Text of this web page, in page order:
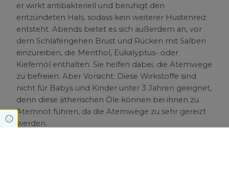
er wirkt antibakteriell und beruhigt den
entzündeten Hals, sodass kein weiterer Hustenreiz
entsteht. Abends bietet es sich außerdem an, vor
dem Schlafengehen Brust und Rücken mit Salben
einzureiben, die Menthol, Eukalyptus- oder
Kiefernöl enthalten. Sie helfen dabei, die Atemwege
zu befreien. Aber Vorsicht: Diese Wirkstoffe sind
nicht für Babys und Kinder unter 3 Jahren geeignet,
denn diese ätherischen Öle können bei ihnen zu
Atemnot führen, da die Atemwege zu sehr gereizt
werden.
Cookie Einstellungen